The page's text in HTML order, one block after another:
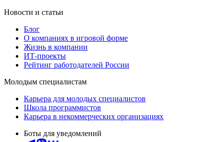
Новости и статьи
Блог
О компаниях в игровой форме
Жизнь в компании
ИТ-проекты
Рейтинг работодателей России
Молодым специалистам
Карьера для молодых специалистов
Школа программистов
Карьера в некоммерческих организациях
Боты для уведомлений